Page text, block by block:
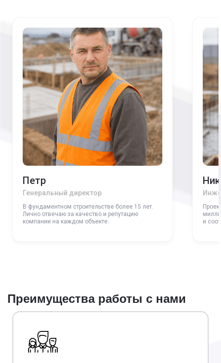
Петр
Генеральный директор
В фундаментном строительстве более 15 лет.
Лично отвечаю за качество и репутацию
компании на каждом объекте.
и
Преимущества работы с нами